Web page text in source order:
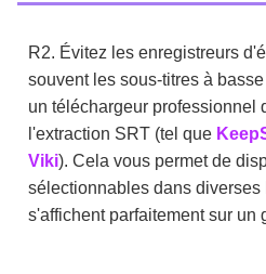
R2. Évitez les enregistreurs
souvent les sous-titres à
un téléchargeur professionnel
l'extraction SRT (tel que
Viki). Cela vous permet de
sélectionnables dans diverses
s'affichent parfaitement sur un